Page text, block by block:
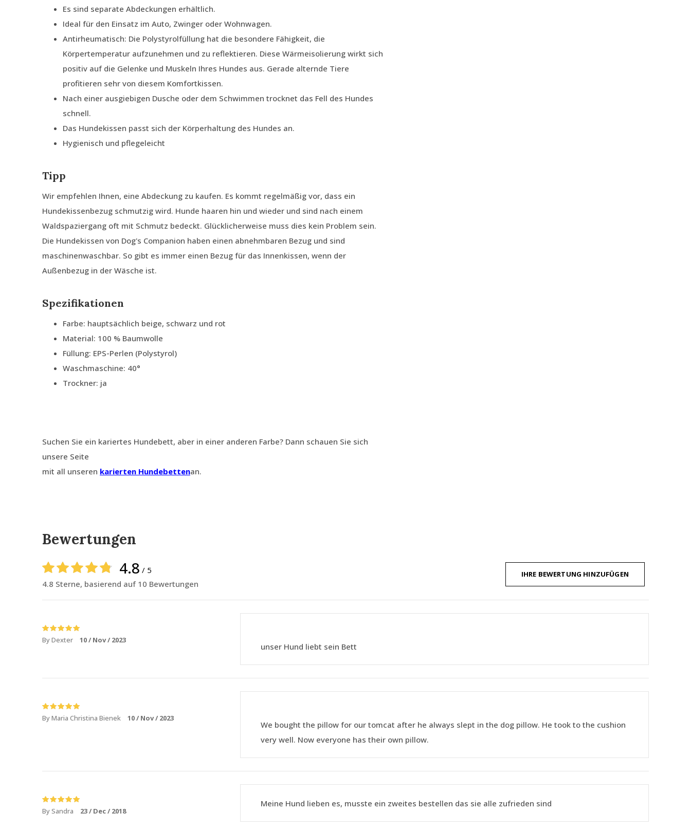
Es sind separate Abdeckungen erhältlich.
Ideal für den Einsatz im Auto, Zwinger oder Wohnwagen.
Antirheumatisch: Die Polystyrolfüllung hat die besondere Fähigkeit, die
Körpertemperatur aufzunehmen und zu reflektieren. Diese Wärmeisolierung wirkt sich
positiv auf die Gelenke und Muskeln Ihres Hundes aus. Gerade alternde Tiere
profitieren sehr von diesem Komfortkissen.
Nach einer ausgiebigen Dusche oder dem Schwimmen trocknet das Fell des Hundes
schnell.
Das Hundekissen passt sich der Körperhaltung des Hundes an.
Hygienisch und pflegeleicht
Tipp
Wir empfehlen Ihnen, eine Abdeckung zu kaufen. Es kommt regelmäßig vor, dass ein
Hundekissenbezug schmutzig wird. Hunde haaren hin und wieder und sind nach einem
Waldspaziergang oft mit Schmutz bedeckt. Glücklicherweise muss dies kein Problem sein.
Die Hundekissen von Dog's Companion haben einen abnehmbaren Bezug und sind
maschinenwaschbar. So gibt es immer einen Bezug für das Innenkissen, wenn der
Außenbezug in der Wäsche ist.
Spezifikationen
Farbe: hauptsächlich beige, schwarz und rot
Material: 100 % Baumwolle
Füllung: EPS-Perlen (Polystyrol)
Waschmaschine: 40°
Trockner: ja
Suchen Sie ein kariertes Hundebett, aber in einer anderen Farbe? Dann schauen Sie sich
unsere Seite
mit all unseren karierten Hundebettenan.
Bewertungen
4.8 / 5
4.8 Sterne, basierend auf 10 Bewertungen
IHRE BEWERTUNG HINZUFÜGEN
By Dexter 10 / Nov / 2023
unser Hund liebt sein Bett
By Maria Christina Bienek 10 / Nov / 2023
We bought the pillow for our tomcat after he always slept in the dog pillow. He took to the cushion
very well. Now everyone has their own pillow.
By Sandra 23 / Dec / 2018
Meine Hund lieben es, musste ein zweites bestellen das sie alle zufrieden sind